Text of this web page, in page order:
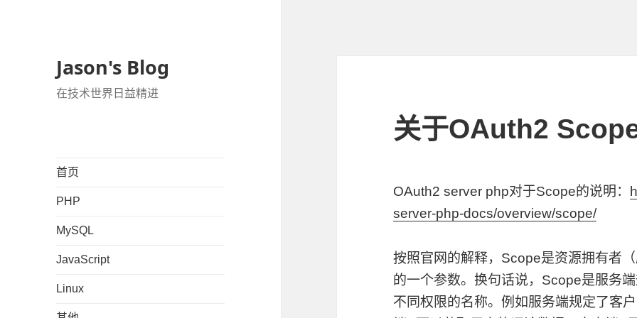
Jason's Blog
在技术世界日益精进
首页
PHP
MySQL
JavaScript
Linux
关于OAuth2
OAuth2 server php对于Scope的说明：
server-php-docs/overview/scope/
按照官网的解释，Scope是资源拥有者
的一个参数。换句话说，Scope是服务
不同权限的名称。例如服务端规定了客